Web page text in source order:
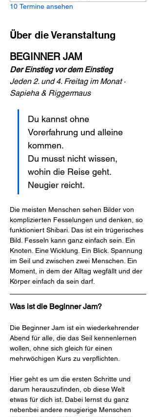
10 Termine ansehen
Über die Veranstaltung
BEGINNER JAM
Der Einstieg vor dem Einstieg
Jeden 2. und 4. Freitag im Monat ·
Sapieha & Riggermaus
Du kannst ohne
Vorerfahrung und alleine
kommen.
Du musst nicht wissen,
wohin die Reise geht.
Neugier reicht.
Die meisten Menschen sehen Bilder von
komplizierten Fesselungen und denken, so
funktioniert Shibari. Das ist ein trügerisches
Bild. Fesseln kann ganz einfach sein. Ein
Knoten. Eine Wicklung. Ein Blick. Spannung
im Seil und zwischen zwei Menschen. Ein
Moment, in dem der Alltag wegfällt und der
Körper einfach da sein darf.
Was ist die Beginner Jam?
Die Beginner Jam ist ein wiederkehrender
Abend für alle, die das Seil kennenlernen
wollen, ohne sich gleich für einen
mehrwöchigen Kurs zu verpflichten.
Hier geht es um die ersten Schritte und
darum herauszufinden, ob diese Welt
etwas für dich ist. Dabei lernst du ganz
nebenbei andere neugierige Menschen